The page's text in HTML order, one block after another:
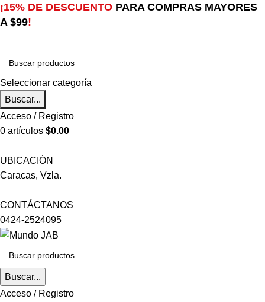
¡15% DE DESCUENTO PARA COMPRAS MAYORES
A $99!
Seleccionar categoría
Buscar...
Acceso / Registro
0 artículos $0.00
UBICACIÓN
Caracas, Vzla.
CONTÁCTANOS
0424-2524095
Buscar...
Acceso / Registro